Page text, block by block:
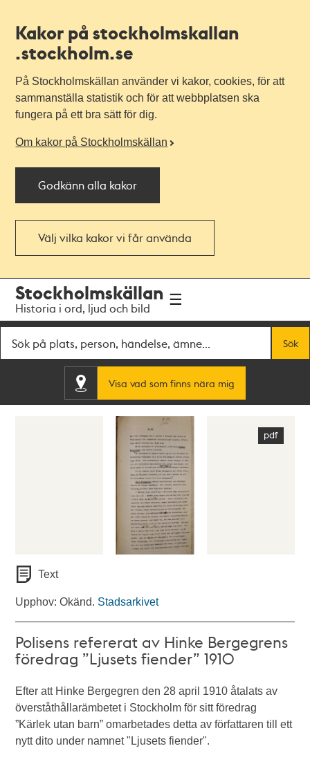
Kakor på stockholmskallan
.stockholm.se
På Stockholmskällan använder vi kakor, cookies, för att
sammanställa statistik och för att webbplatsen ska
fungera på ett bra sätt för dig.
Om kakor på Stockholmskällan
Godkänn alla kakor
Välj vilka kakor vi får använda
navigationen
huvudinnehållet
Stockholmskällan
Historia i ord, ljud och bild
Sök
Visa vad som finns nära mig
Text
Upphov: Okänd. Stadsarkivet
Polisens refererat av Hinke Bergegrens
föredrag ”Ljusets fiender” 1910
Efter att Hinke Bergegren den 28 april 1910 åtalats av
överståthållarämbetet i Stockholm för sitt föredrag
”Kärlek utan barn” omarbetades detta av författaren till ett
nytt dito under namnet "Ljusets fiender".